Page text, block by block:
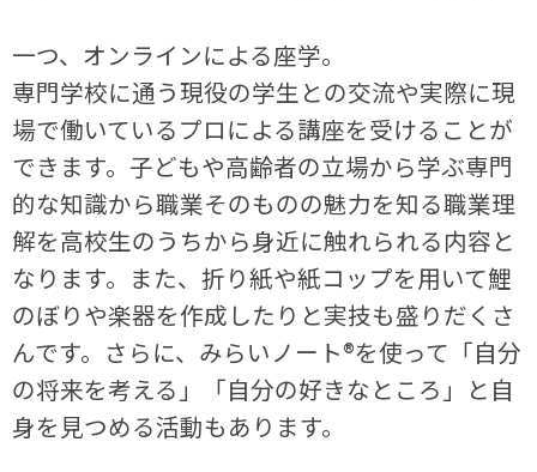
一つ、オンラインによる座学。
専門学校に通う現役の学生との交流や実際に現
場で働いているプロによる講座を受けることが
できます。子どもや高齢者の立場から学ぶ専門
的な知識から職業そのものの魅力を知る職業理
解を高校生のうちから身近に触れられる内容と
なります。また、折り紙や紙コップを用いて鯉
のぼりや楽器を作成したりと実技も盛りだくさ
んです。さらに、みらいノート®を使って「自分
の将来を考える」「自分の好きなところ」と自
身を見つめる活動もあります。